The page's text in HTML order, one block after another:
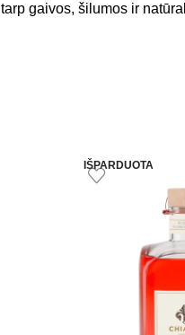
gaivos, šilumos ir
IŠPARDUOTA